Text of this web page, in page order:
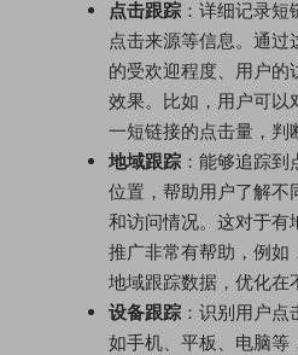
点击跟踪 ：详细记录短
点击来源等信息。通
的受欢迎程度、用户的
效果。比如，用户可以
一短链接的点击量，判
地域跟踪 ：能够追踪
位置，帮助用户了解不
和访问情况。这对于有
推广非常有帮助，例如
地域跟踪数据，优化在
设备跟踪 ：识别用户
如手机、平板、电脑等